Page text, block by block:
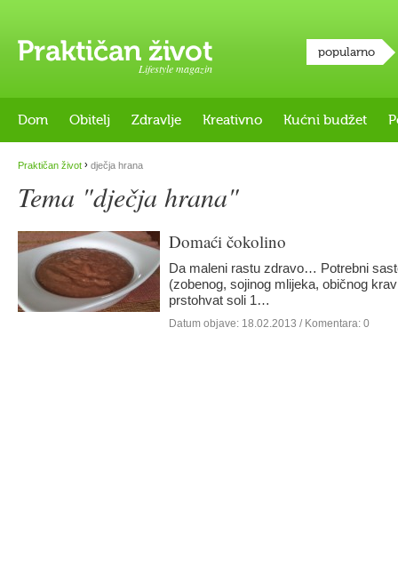
Lifestyle magazin
popularno
Dom Obitelj Zdravlje Kreativno Kućni budžet
Praktičan život › dječja hrana
Tema "dječja hrana"
Domaći čokolino
Da maleni rastu zdravo… Potrebni
(zobenog, sojinog mlijeka, običnog
prstohvat soli 1…
Datum objave: 18.02.2013 / Komentara: 0